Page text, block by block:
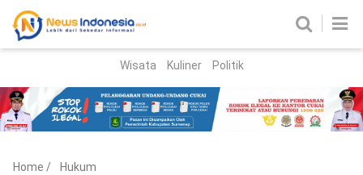
Parlemen
Wisata Kuliner Politik
Home / Hukum